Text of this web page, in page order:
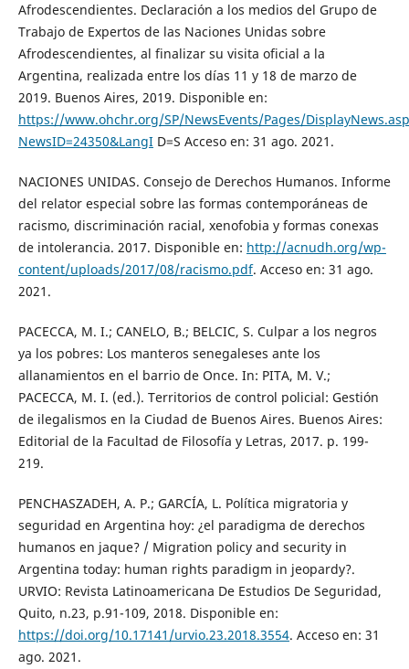
Afrodescendientes. Declaración a los medios del Grupo de
Trabajo de Expertos de las Naciones Unidas sobre
Afrodescendientes, al finalizar su visita oficial a la
Argentina, realizada entre los días 11 y 18 de marzo de
2019. Buenos Aires, 2019. Disponible en:
https://www.ohchr.org/SP/NewsEvents/Pages/
NewsID=24350&LangID=S Acceso en: 31 ago. 2021.
NACIONES UNIDAS. Consejo de Derechos Humanos. Informe
del relator especial sobre las formas contemporáneas de
racismo, discriminación racial, xenofobia y formas conexas
de intolerancia. 2017. Disponible en: http://acnudh.org/wp-
content/uploads/2017/08/racismo.pdf. Acceso en: 31 ago.
2021.
PACECCA, M. I.; CANELO, B.; BELCIC, S. Culpar a los negros
ya los pobres: Los manteros senegaleses ante los
allanamientos en el barrio de Once. In: PITA, M. V.;
PACECCA, M. I. (ed.). Territorios de control policial: Gestión
de ilegalismos en la Ciudad de Buenos Aires. Buenos Aires:
Editorial de la Facultad de Filosofía y Letras, 2017. p. 199-
219.
PENCHASZADEH, A. P.; GARCÍA, L. Política migratoria y
seguridad en Argentina hoy: ¿el paradigma de derechos
humanos en jaque? / Migration policy and security in
Argentina today: human rights paradigm in jeopardy?.
URVIO: Revista Latinoamericana De Estudios De Seguridad,
Quito, n.23, p.91-109, 2018. Disponible en:
https://doi.org/10.17141/urvio.23.2018.3554. Acceso en: 31
ago. 2021.